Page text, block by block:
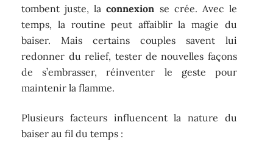
tombent juste, laconnexion se crée. Avec le
temps, la routine peut affaiblir la magie du
baiser. Mais certains couples savent lui
redonner du relief, tester de nouvelles façons
de s’embrasser, réinventer le geste pour
maintenir la flamme.
Plusieurs facteurs influencent la nature du
baiser au fil du temps :